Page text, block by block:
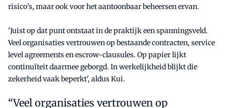
risico’s, maar ook voor het aantoonbaar beheersen ervan.
'Juist op dat punt ontstaat in de praktijk een spanningsveld.
Veel organisaties vertrouwen op bestaande contracten, service
level agreements en escrow-clausules. Op papier lijkt
continuïteit daarmee geborgd. In werkelijkheid blijkt die
zekerheid vaak beperkt', aldus Kui.
Veel organisaties vertrouwen op